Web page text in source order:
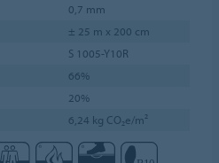
0,7 mm
± 25 m x 200 cm
S 1005-Y10R
66%
20%
6,24 kg CO₂e/m²